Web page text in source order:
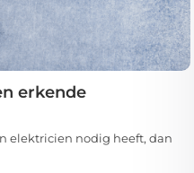
erkende
elektricien nodig heeft, dan